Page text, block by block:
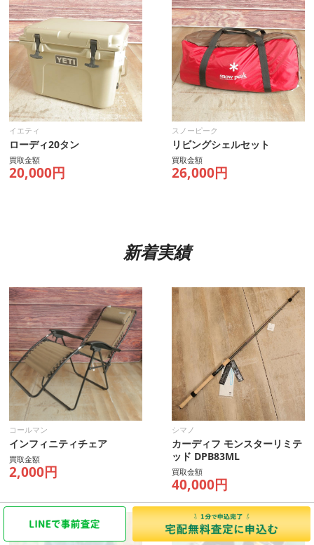
イエティ
ローディ20タン
買取金額
20,000円
スノーピーク
リビングシェルセット
買取金額
26,000円
新着実績
コールマン
インフィニティチェア
買取金額
2,000円
シマノ
カーディフ モンスターリミテ
ッド DPB83ML
買取金額
40,000円